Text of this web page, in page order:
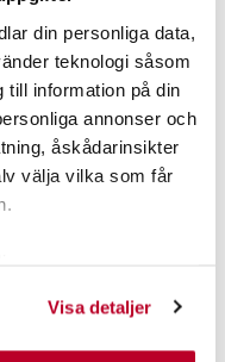
din personliga data,
teknologi såsom
till information på din
annonser och
åskådarinsikter
välja vilka som får
aktivt skanna den för
Visa detaljer
Float Solid/Fixed.